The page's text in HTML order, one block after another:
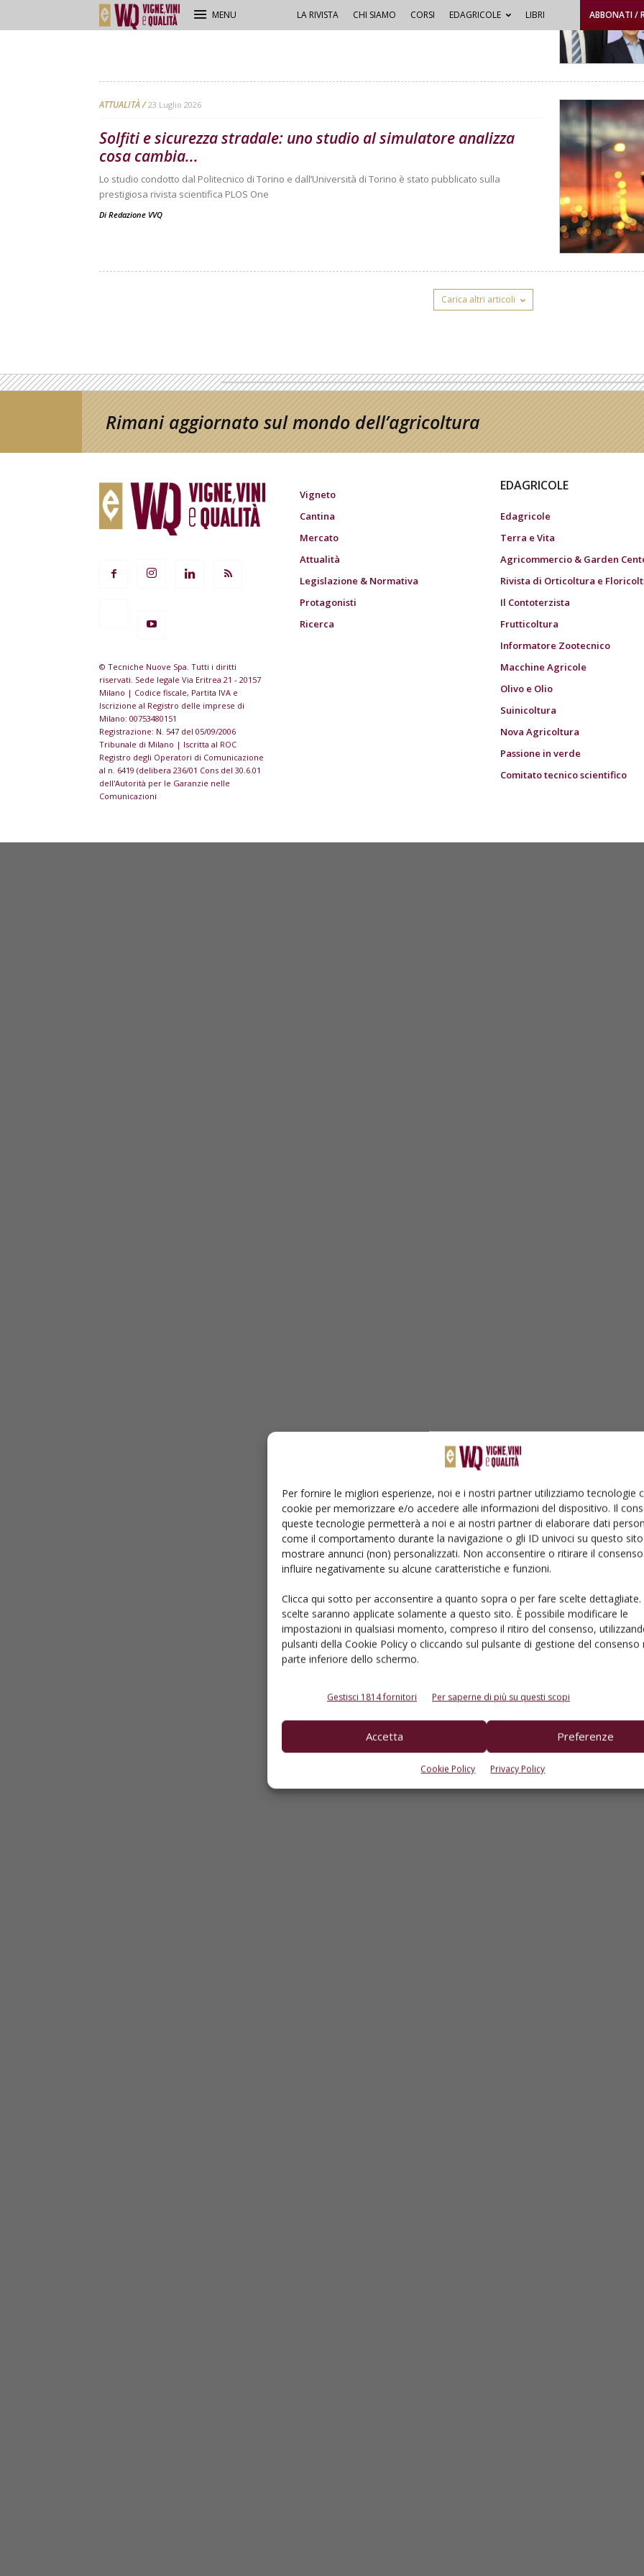
Per fornire le migliori esperienze, noi e i nostri partner utilizziamo tecnologie
cookie per memorizzare e/o accedere alle informazioni del dispositivo. Il
queste tecnologie permetterà a noi e ai nostri partner di elaborare dati
come il comportamento durante la navigazione o gli ID univoci su questo
mostrare annunci (non) personalizzati. Non acconsentire o ritirare il
influire negativamente su alcune caratteristiche e funzioni.
Clicca qui sotto per acconsentire a quanto sopra o per fare scelte dettagliate.
scelte saranno applicate solamente a questo sito. È possibile modificare le
impostazioni in qualsiasi momento, compreso il ritiro del consenso,
pulsanti della Cookie Policy o cliccando sul pulsante di gestione del consenso
parte inferiore dello schermo.
Gestisci 1814 fornitori Per saperne di più su questi scopi
Accetta Preferenze
Cookie Policy Privacy Policy
LA RIVISTA CHI SIAMO CORSI EDAGRICOLE LIBRI ABBONATI /
Di Redazione VVQ
ATTUALITÀ 23 Luglio 2026
Solfiti e sicurezza stradale: uno studio al simulatore analizza
cosa cambia...
Lo studio condotto dal Politecnico di Torino e dall’Università di Torino è stato pubblicato sulla
prestigiosa rivista scientifica PLOS One
Di Redazione VVQ
Carica altri articoli
Rimani aggiornato sul mondo dell’agricoltura
© Tecniche Nuove Spa. Tutti i diritti
riservati. Sede legale Via Eritrea 21 - 20157
Milano | Codice fiscale, Partita IVA e
Iscrizione al Registro delle imprese di
Milano: 00753480151
Registrazione: N. 547 del 05/09/2006
Tribunale di Milano | Iscritta al ROC
Registro degli Operatori di Comunicazione
al n. 6419 (delibera 236/01 Cons del 30.6.01
dell'Autorità per le Garanzie nelle
Comunicazioni
Vigneto
Cantina
Mercato
Attualità
Legislazione & Normativa
Protagonisti
Ricerca
EDAGRICOLE
Edagricole
Terra e Vita
Agricommercio & Garden
Rivista di Orticoltura e
Il Contoterzista
Frutticoltura
Informatore Zootecnico
Macchine Agricole
Olivo e Olio
Suinicoltura
Nova Agricoltura
Passione in verde
Comitato tecnico scientifico